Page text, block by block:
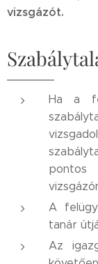
vizsgázót.
Ha a
A
tanár
Az